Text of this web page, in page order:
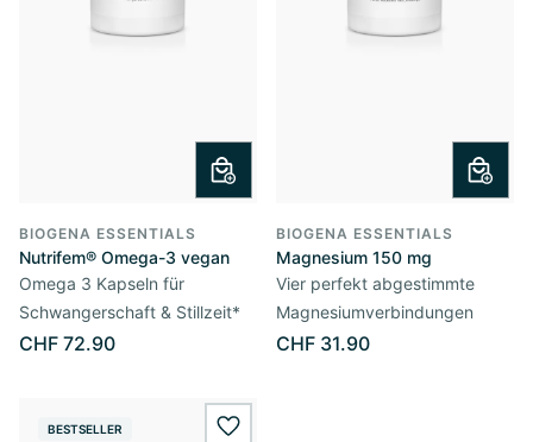
BIOGENA ESSENTIALS
Nutrifem® Omega-3 vegan
Omega 3 Kapseln für
Schwangerschaft & Stillzeit*
CHF 72.90
BIOGENA ESSENTIALS
Magnesium 150 mg
Vier perfekt abgestimmte
Magnesiumverbindungen
CHF 31.90
BESTSELLER